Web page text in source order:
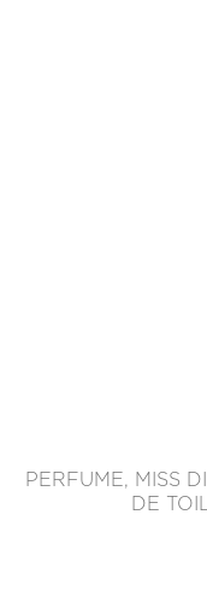
PERFUME, MISS
DE